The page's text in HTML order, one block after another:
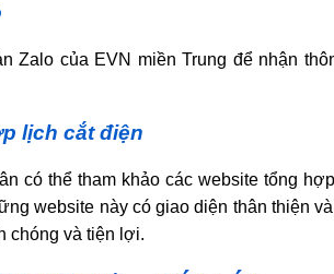
Zalo của EVN miền Trung để nhận
lịch cắt điện
có thể tham khảo các website tổng hợp
website này có giao diện thân thiện
chóng và tiện lợi.